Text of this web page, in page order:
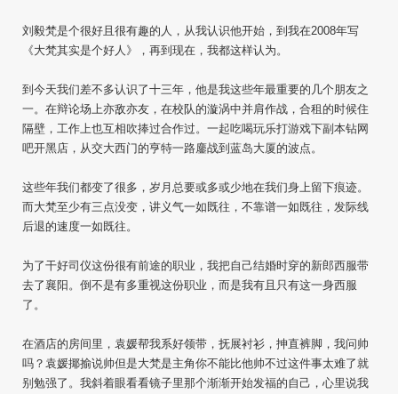
刘毅梵是个很好且很有趣的人，从我认识他开始，到我在2008年写
《大梵其实是个好人》，再到现在，我都这样认为。
到今天我们差不多认识了十三年，他是我这些年最重要的几个朋友之
一。在辩论场上亦敌亦友，在校队的漩涡中并肩作战，合租的时候住
隔壁，工作上也互相吹捧过合作过。一起吃喝玩乐打游戏下副本钻网
吧开黑店，从交大西门的亨特一路鏖战到蓝岛大厦的波点。
这些年我们都变了很多，岁月总要或多或少地在我们身上留下痕迹。
而大梵至少有三点没变，讲义气一如既往，不靠谱一如既往，发际线
后退的速度一如既往。
为了干好司仪这份很有前途的职业，我把自己结婚时穿的新郎西服带
去了襄阳。倒不是有多重视这份职业，而是我有且只有这一身西服
了。
在酒店的房间里，袁媛帮我系好领带，抚展衬衫，抻直裤脚，我问帅
吗？袁媛揶揄说帅但是大梵是主角你不能比他帅不过这件事太难了就
别勉强了。我斜着眼看看镜子里那个渐渐开始发福的自己，心里说我